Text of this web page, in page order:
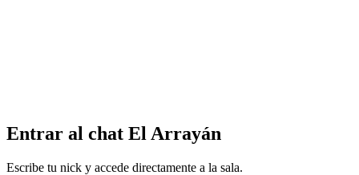
Entrar al chat El Arrayán
Escribe tu nick y accede directamente a la sala.